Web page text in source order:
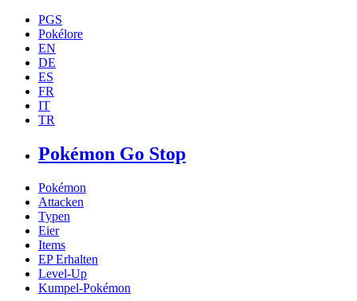
PGS
Pokélore
EN
DE
ES
FR
IT
TR
Pokémon Go Stop
Pokémon
Attacken
Typen
Eier
Items
EP Erhalten
Level-Up
Kumpel-Pokémon